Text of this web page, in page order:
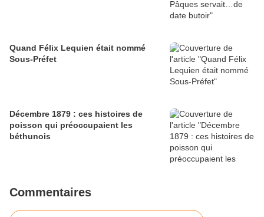
Quand Félix Lequien était nommé
Sous-Préfet
Décembre 1879 : ces histoires de
poisson qui préoccupaient les
béthunois
Commentaires